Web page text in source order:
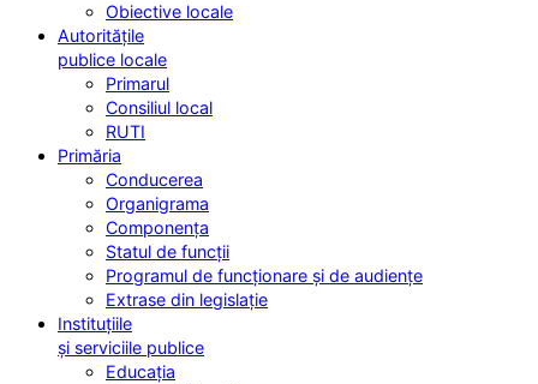
Obiective locale
Autoritățile
publice locale
Primarul
Consiliul local
RUTI
Primăria
Conducerea
Organigrama
Componența
Statul de funcții
Programul de funcționare și de audiențe
Extrase din legislație
Instituțiile
și serviciile publice
Educația